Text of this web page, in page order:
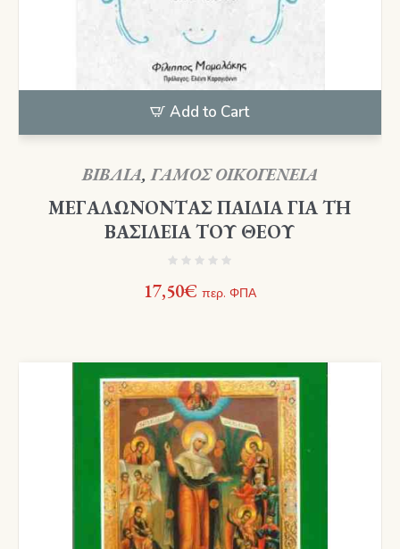
Add to Cart
ΒΙΒΛΙΑ,ΓΑΜΟΣ ΟΙΚΟΓΕΝΕΙΑ
ΜΕΓΑΛΩΝΟΝΤΑΣ ΠΑΙΔΙΑ ΓΙΑ ΤΗ
ΒΑΣΙΛΕΙΑ ΤΟΥ ΘΕΟΥ
17,50€ περ. ΦΠΑ